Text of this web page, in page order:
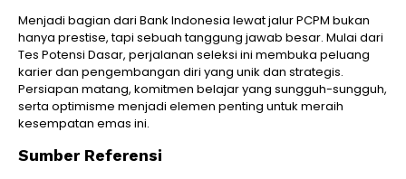
Menjadi bagian dari Bank Indonesia lewat jalur PCPM bukan
hanya prestise, tapi sebuah tanggung jawab besar. Mulai dari
Tes Potensi Dasar, perjalanan seleksi ini membuka peluang
karier dan pengembangan diri yang unik dan strategis.
Persiapan matang, komitmen belajar yang sungguh-sungguh,
serta optimisme menjadi elemen penting untuk meraih
kesempatan emas ini.
Sumber Referensi